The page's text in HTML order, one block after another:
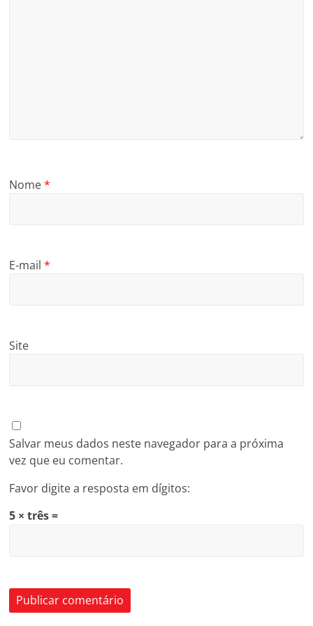
Nome*
E-mail*
Site
Salvar meus dados neste navegador para a próxima
vez que eu comentar.
Favor digite a resposta em dígitos:
5 × três =